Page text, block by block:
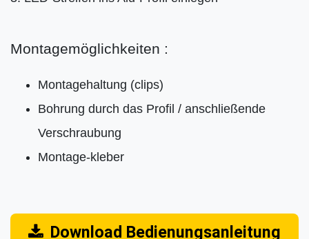
Montagemöglichkeiten :
Montagehaltung (clips)
Bohrung durch das Profil / anschließende
Verschraubung
Montage-kleber
Download Bedienungsanleitung